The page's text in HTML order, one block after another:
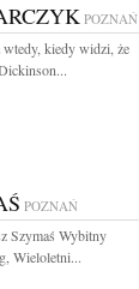
POZNAŃ
wtedy, kiedy widzi, że
POZNAŃ
Szymaś Wybitny
Wieloletni...